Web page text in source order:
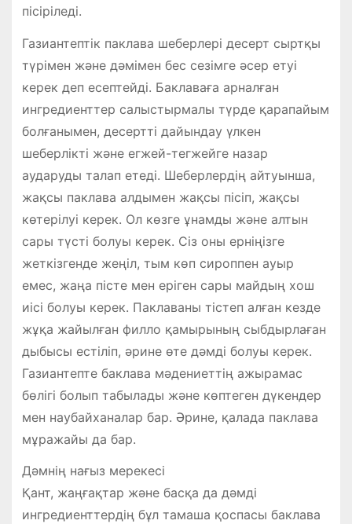
пісіріледі.
Газиантептік паклава шеберлері десерт сыртқы
түрімен және дәмімен бес сезімге әсер етуі
керек деп есептейді. Баклаваға арналған
ингредиенттер салыстырмалы түрде қарапайым
болғанымен, десертті дайындау үлкен
шеберлікті және егжей-тегжейге назар
аударуды талап етеді. Шеберлердің айтуынша,
жақсы паклава алдымен жақсы пісіп, жақсы
көтерілуі керек. Ол көзге ұнамды және алтын
сары түсті болуы керек. Сіз оны ерніңізге
жеткізгенде жеңіл, тым көп сироппен ауыр
емес, жаңа пісте мен еріген сары майдың хош
иісі болуы керек. Паклаваны тістеп алған кезде
жұқа жайылған филло қамырының сыбдырлаған
дыбысы естіліп, әрине өте дәмді болуы керек.
Газиантепте баклава мәдениеттің ажырамас
бөлігі болып табылады және көптеген дүкендер
мен наубайханалар бар. Әрине, қалада паклава
мұражайы да бар.
Дәмнің нағыз мерекесі
Қант, жаңғақтар және басқа да дәмді
ингредиенттердің бұл тамаша қоспасы баклава